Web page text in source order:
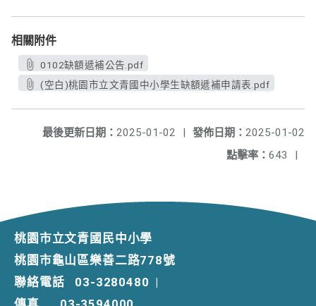
相關附件
0102缺額遞補公告.pdf
(空白)桃園市立文青國中小學生缺額遞補申請表.pdf
發佈日期： 2025-01-02
最後更新日期： 2025-01-02
|
點擊率： 643 |
桃園市立文青國民中小學
桃園市龜山區樂善二路778號
聯絡電話
03-3280480 |